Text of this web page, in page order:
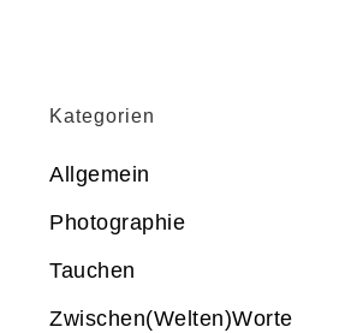
Kategorien
Allgemein
Photographie
Tauchen
Zwischen(Welten)Worte